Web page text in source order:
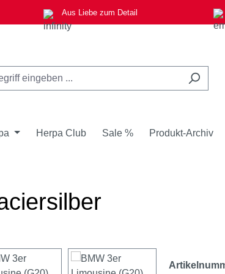
Aus Liebe zum Detail
Herpa Club Sale % Produkt-Archiv